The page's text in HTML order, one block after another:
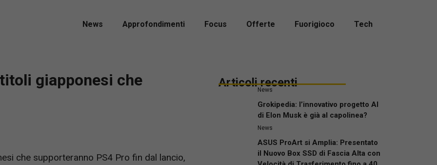
News Approfondimenti Focus Offerte Fuorigioco Tech
giapponesi che
che supporteranno PS4 Pro fin dal lancio,
Articoli recenti
News
Grokipedia: l’innovativo progetto AI
di Elon Musk è già al capolinea?
News
ASUS ProArt si Amplia: Presentato
il Nuovo Box SSD di Fascia Alta con